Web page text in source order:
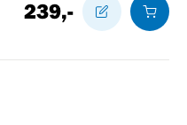
239,-